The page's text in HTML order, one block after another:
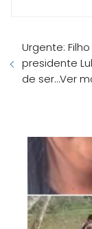
Urgente:
presidente
de ser…Ver